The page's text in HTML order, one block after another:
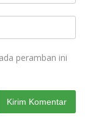
peramban ini